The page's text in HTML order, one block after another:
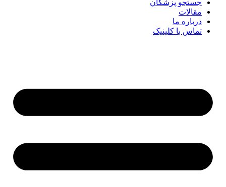
جستجو پزشکان
مقالات
درباره ما
تماس با کلینیک